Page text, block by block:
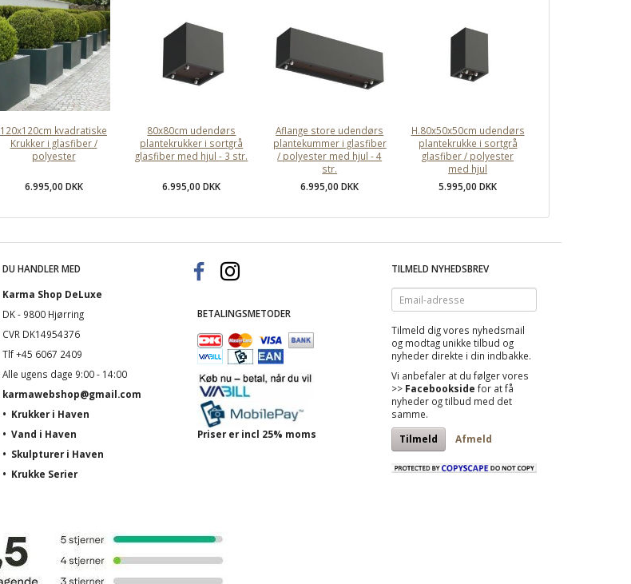
120x120cm kvadratiske
Krukker i glasfiber /
polyester
6.995,00 DKK
80x80cm udendørs
plantekrukker i sortgrå
glasfiber med hjul - 3 str.
6.995,00 DKK
Aflange store udendørs
plantekummer i glasfiber
/ polyester med hjul - 4
str.
6.995,00 DKK
H.80x50x50cm udendørs
plantekrukke i sortgrå
glasfiber / polyester
med hjul
5.995,00 DKK
DU HANDLER MED
Karma Shop DeLuxe
DK - 9800 Hjørring
CVR DK14954376
Tlf +45 6067 2409
Alle ugens dage 9:00 - 14:00
karmawebshop@gmail.com
• Krukker i Haven
• Vand i Haven
• Skulpturer i Haven
• Krukke Serier
BETALINGSMETODER
Priser er incl 25% moms
TILMELD NYHEDSBREV
Email-
adresse
Tilmeld dig vores nyhedsmail
og modtag unikke tilbud og
nyheder direkte i din indbakke.
Vi anbefaler at du følger vores
>> Facebookside for at få
nyheder og tilbud med det
samme.
Tilmeld Afmeld